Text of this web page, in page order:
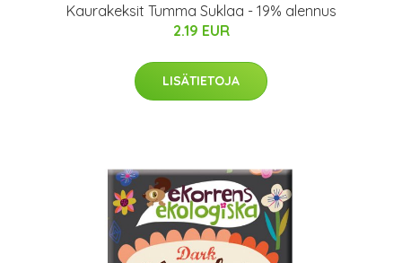
Kaurakeksit Tumma Suklaa - 19% alennus
2.19 EUR
LISÄTIETOJA